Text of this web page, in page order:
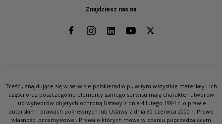
Znajdziesz nas na
Treści, znajdujące się w serwisie polskieradio.pl, w tym wszystkie materiały i ich
części oraz poszczególne elementy samego serwisu mają charakter utworów
lub wytworów objętych ochroną Ustawy z dnia 4 lutego 1994 r. o prawie
autorskim i prawach pokrewnych lub Ustawy z dnia 30 czerwca 2000 r. Prawo
własności przemysłowej. Prawa o których mowa w zdaniu poprzedzającym